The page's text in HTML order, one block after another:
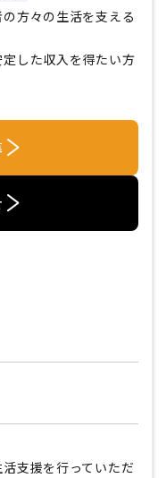
方々の生活を支える
した収入を得たい方
支援を行っていただ